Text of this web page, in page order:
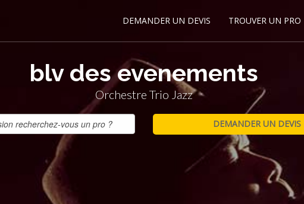
DEMANDER UN DEVIS TROUVER UN PRO
blv des evenements
Orchestre Trio Jazz